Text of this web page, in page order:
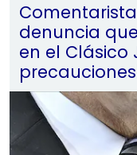
denuncia
en el Clásico